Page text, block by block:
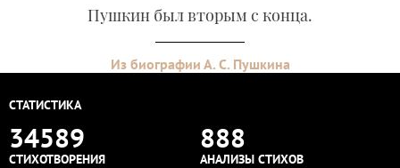
Пушкин был вторым с конца.
Из биографии А. С. Пушкина
СТАТИСТИКА
34589
СТИХОТВОРЕНИЯ
888
АНАЛИЗЫ СТИХОВ